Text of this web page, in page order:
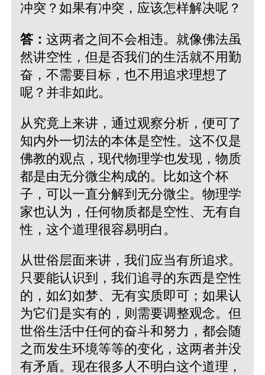
冲突？如果有冲突，应该怎样解决呢？
答： 这两者之间不会相违。就像佛法虽
然讲空性，但是否我们的生活就不用勤
奋，不需要目标，也不用追求理想了
呢？并非如此。
从究竟上来讲，通过观察分析，便可了
知内外一切法的本体是空性。这不仅是
佛教的观点，现代物理学也发现，物质
都是由无分微尘构成的。比如这个杯
子，可以一直分解到无分微尘。物理学
家也认为，任何物质都是空性、无有自
性，这个道理很容易明白。
从世俗层面来讲，我们应当有所追求。
只要能认识到，我们追寻的东西是空性
的，如幻如梦、无有实质即可；如果认
为它们是实有的，则需要调整观念。但
世俗生活中任何的奋斗和努力，都会随
之而发生环境等等的变化，这两者并没
有矛盾。现在很多人不明白这个道理，